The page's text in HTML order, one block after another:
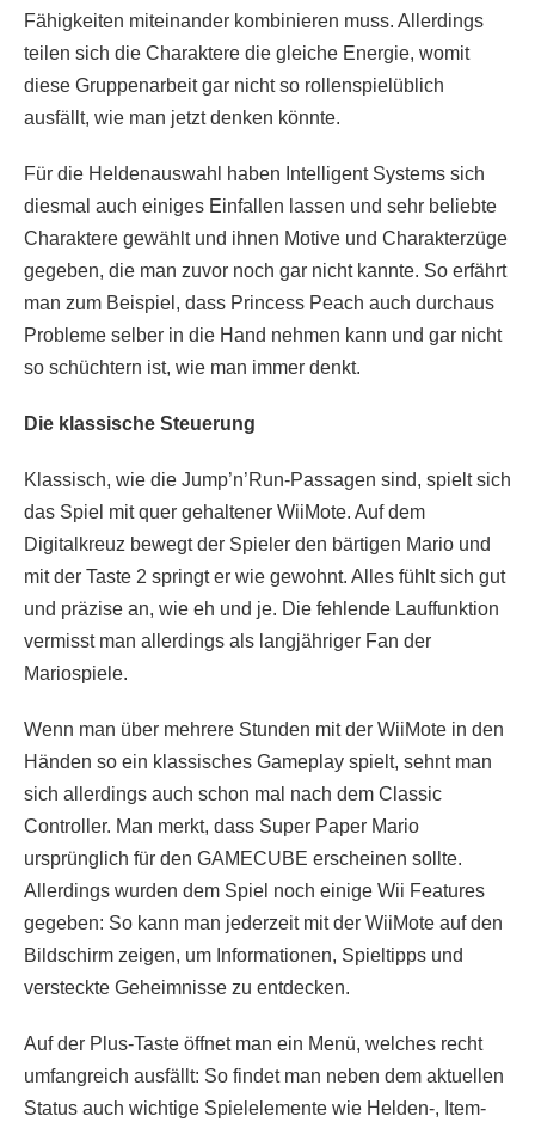
Fähigkeiten miteinander kombinieren muss. Allerdings
teilen sich die Charaktere die gleiche Energie, womit
diese Gruppenarbeit gar nicht so rollenspielüblich
ausfällt, wie man jetzt denken könnte.
Für die Heldenauswahl haben Intelligent Systems sich
diesmal auch einiges Einfallen lassen und sehr beliebte
Charaktere gewählt und ihnen Motive und Charakterzüge
gegeben, die man zuvor noch gar nicht kannte. So erfährt
man zum Beispiel, dass Princess Peach auch durchaus
Probleme selber in die Hand nehmen kann und gar nicht
so schüchtern ist, wie man immer denkt.
Die klassische Steuerung
Klassisch, wie die Jump’n’Run-Passagen sind, spielt sich
das Spiel mit quer gehaltener WiiMote. Auf dem
Digitalkreuz bewegt der Spieler den bärtigen Mario und
mit der Taste 2 springt er wie gewohnt. Alles fühlt sich gut
und präzise an, wie eh und je. Die fehlende Lauffunktion
vermisst man allerdings als langjähriger Fan der
Mariospiele.
Wenn man über mehrere Stunden mit der WiiMote in den
Händen so ein klassisches Gameplay spielt, sehnt man
sich allerdings auch schon mal nach dem Classic
Controller. Man merkt, dass Super Paper Mario
ursprünglich für den GAMECUBE erscheinen sollte.
Allerdings wurden dem Spiel noch einige Wii Features
gegeben: So kann man jederzeit mit der WiiMote auf den
Bildschirm zeigen, um Informationen, Spieltipps und
versteckte Geheimnisse zu entdecken.
Auf der Plus-Taste öffnet man ein Menü, welches recht
umfangreich ausfällt: So findet man neben dem aktuellen
Status auch wichtige Spielelemente wie Helden-, Item-